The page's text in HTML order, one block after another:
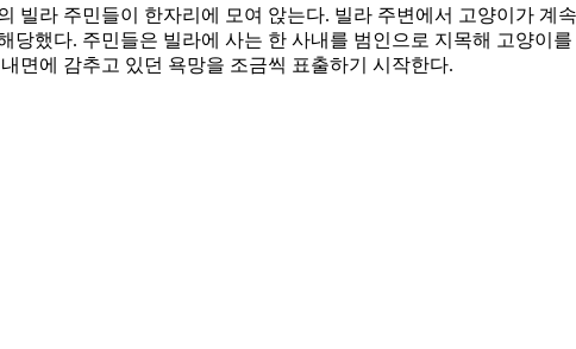
빌라 주민들이 한자리에 모여 앉는다. 빌라 주변에서 고양이가 계
했다. 주민들은 빌라에 사는 한 사내를 범인으로 지목해 고양이
면에 감추고 있던 욕망을 조금씩 표출하기 시작한다.